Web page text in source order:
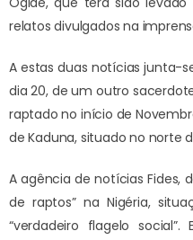
relatos divulgados na
A estas duas notícias junta-
dia 20, de um outro
raptado no início de
de Kaduna, situado no norte
A agência de notícias Fides,
de raptos” na Nigéria,
“verdadeiro flagelo